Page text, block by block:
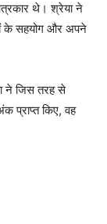
थे। श्रेया ने
के सहयोग और अपने
ने जिस तरह से
प्राप्त किए, वह